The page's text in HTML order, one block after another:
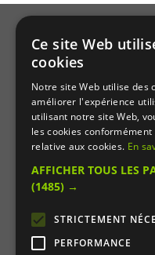
Manger Cacher
Cacher c'est quoi ?
Liens utiles
Qui sommes-nous ?
Presse
Ce site Web
cookies
Notre site Web utilise des
améliorer l'expérience
utilisant notre site Web,
les cookies
relative aux cookies. En
AFFICHER TOUS LES
(1485) →
STRICTEMENT
PERFORMANCE